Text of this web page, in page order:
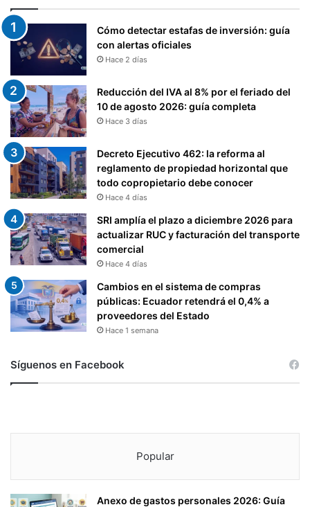
Cómo detectar estafas de inversión: guía
con alertas oficiales
Hace 2 días
Reducción del IVA al 8% por el feriado del
10 de agosto 2026: guía completa
Hace 3 días
Decreto Ejecutivo 462: la reforma al
reglamento de propiedad horizontal que
todo copropietario debe conocer
Hace 4 días
SRI amplía el plazo a diciembre 2026 para
actualizar RUC y facturación del transporte
comercial
Hace 4 días
Cambios en el sistema de compras
públicas: Ecuador retendrá el 0,4% a
proveedores del Estado
Hace 1 semana
Síguenos en Facebook
Popular
Anexo de gastos personales 2026: Guía